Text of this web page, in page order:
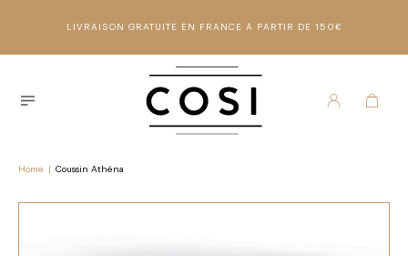
LIVRAISON GRATUITE EN FRANCE À PARTIR DE 150€
Home Coussin Athéna